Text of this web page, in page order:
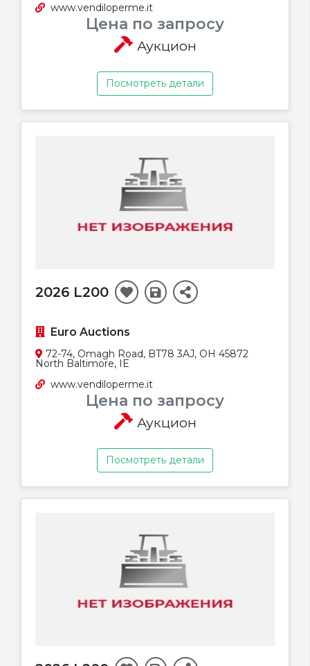
www.vendiloperme.it
Цена по запросу
Аукцион
Посмотреть детали
2026 L200
Euro Auctions
72-74, Omagh Road, BT78 3AJ, OH 45872
North Baltimore, IE
www.vendiloperme.it
Цена по запросу
Аукцион
Посмотреть детали